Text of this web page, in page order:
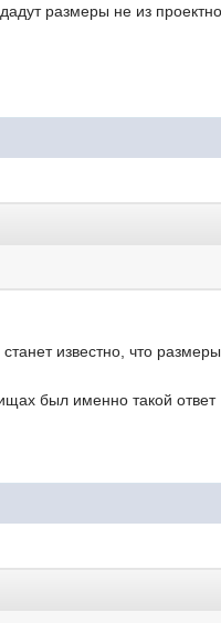
размеры не из
известно, что
был именно такой ответ